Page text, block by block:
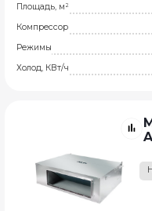
Площадь, м²
Компрессор
Режимы
Холод, КВт/ч